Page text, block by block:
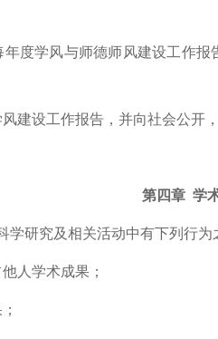
年度学风与师德师风建设工作
建设工作报告，并向社会公开
第四章 学
学研究及相关活动中有下列行为
人学术成果；